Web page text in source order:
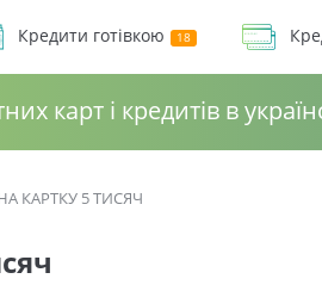
Кредити готівкою
карт і кредитів в
КАРТКУ 5 ТИСЯЧ